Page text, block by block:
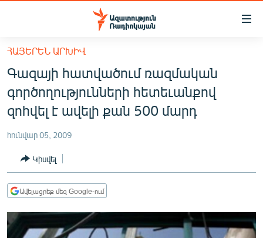
Մատչելիության
հիմնական
բովանդակությանը
հիմնական
մենյուին
ՀԱՅԱՍՏԱՆ
ՔԱՂԱՔԱԿԱՆ
ՀԱՍԱՐԱԿՈՒԹՅՈՒՆ
ՏՆՏԵՍՈՒԹՅՈՒՆ
ՂԱՐԱԲԱՂ
ՊԱՏԵՐԱԶՄԻ 6 ՇԱԲԱԹՆԵՐԸ
ՀԱՅԵՐԵՆ ԱՐԽԻՎ
Գազայի հատվածում ռազմական
գործողությունների հետեւանքով
զոհվել է ավելի քան 500 մարդ
հունվար 05, 2009
Կիսվել
Ավելացրեք մեզ Google-ում